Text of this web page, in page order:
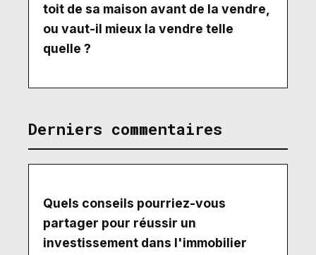
toit de sa maison avant de la vendre,
ou vaut-il mieux la vendre telle
quelle ?
Derniers commentaires
Quels conseils pourriez-vous
partager pour réussir un
investissement dans l'immobilier